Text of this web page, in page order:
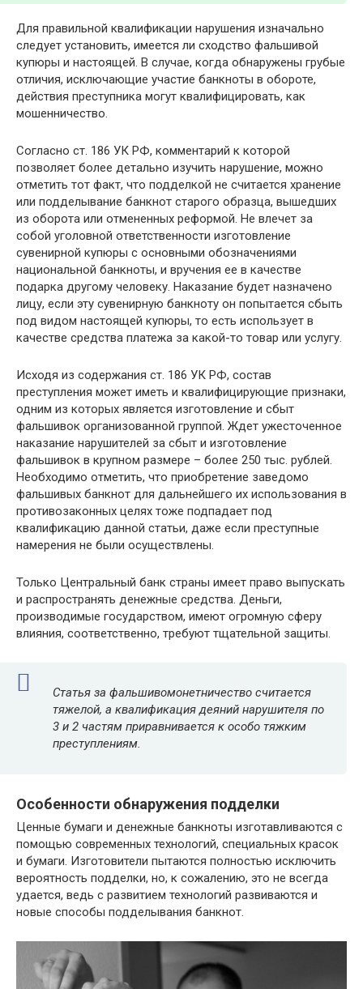
Для правильной квалификации нарушения изначально
следует установить, имеется ли сходство фальшивой
купюры и настоящей. В случае, когда обнаружены грубые
отличия, исключающие участие банкноты в обороте,
действия преступника могут квалифицировать, как
мошенничество.
Согласно ст. 186 УК РФ, комментарий к которой
позволяет более детально изучить нарушение, можно
отметить тот факт, что подделкой не считается хранение
или подделывание банкнот старого образца, вышедших
из оборота или отмененных реформой. Не влечет за
собой уголовной ответственности изготовление
сувенирной купюры с основными обозначениями
национальной банкноты, и вручения ее в качестве
подарка другому человеку. Наказание будет назначено
лицу, если эту сувенирную банкноту он попытается сбыть
под видом настоящей купюры, то есть использует в
качестве средства платежа за какой-то товар или услугу.
Исходя из содержания ст. 186 УК РФ, состав
преступления может иметь и квалифицирующие признаки,
одним из которых является изготовление и сбыт
фальшивок организованной группой. Ждет ужесточенное
наказание нарушителей за сбыт и изготовление
фальшивок в крупном размере – более 250 тыс. рублей.
Необходимо отметить, что приобретение заведомо
фальшивых банкнот для дальнейшего их использования в
противозаконных целях тоже подпадает под
квалификацию данной статьи, даже если преступные
намерения не были осуществлены.
Только Центральный банк страны имеет право выпускать
и распространять денежные средства. Деньги,
производимые государством, имеют огромную сферу
влияния, соответственно, требуют тщательной защиты.
Статья за фальшивомонетничество считается
тяжелой, а квалификация деяний нарушителя по
3 и 2 частям приравнивается к особо тяжким
преступлениям.
Особенности обнаружения подделки
Ценные бумаги и денежные банкноты изготавливаются с
помощью современных технологий, специальных красок
и бумаги. Изготовители пытаются полностью исключить
вероятность подделки, но, к сожалению, это не всегда
удается, ведь с развитием технологий развиваются и
новые способы подделывания банкнот.